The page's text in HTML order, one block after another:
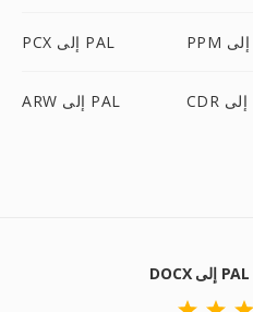
PCX إلى PAL
ARW إلى PAL